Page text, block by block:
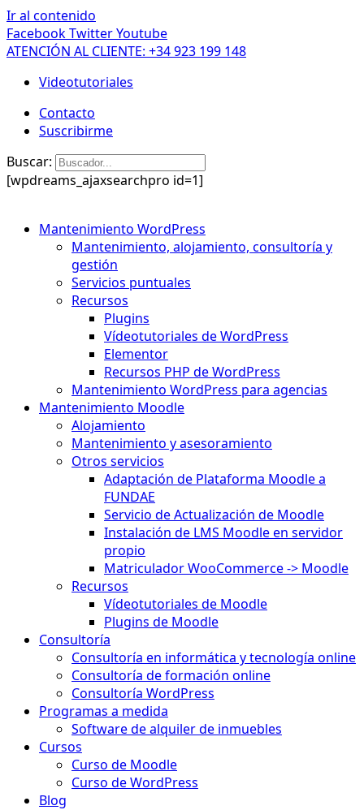
Ir al contenido
FacebookTwitterYoutube
ATENCIÓN AL CLIENTE: +34 923 199 148
Videotutoriales
Contacto
Suscribirme
Buscar:
[wpdreams_ajaxsearchpro id=1]
Mantenimiento WordPress
Mantenimiento, alojamiento, consultoría y
gestión
Servicios puntuales
Recursos
Plugins
Vídeotutoriales de WordPress
Elementor
Recursos PHP de WordPress
Mantenimiento WordPress para agencias
Mantenimiento Moodle
Alojamiento
Mantenimiento y asesoramiento
Otros servicios
Adaptación de Plataforma Moodle a
FUNDAE
Servicio de Actualización de Moodle
Instalación de LMS Moodle en servidor
propio
Matriculador WooCommerce -> Moodle
Recursos
Vídeotutoriales de Moodle
Plugins de Moodle
Consultoría
Consultoría en informática y tecnología online
Consultoría de formación online
Consultoría WordPress
Programas a medida
Software de alquiler de inmuebles
Cursos
Curso de Moodle
Curso de WordPress
Blog